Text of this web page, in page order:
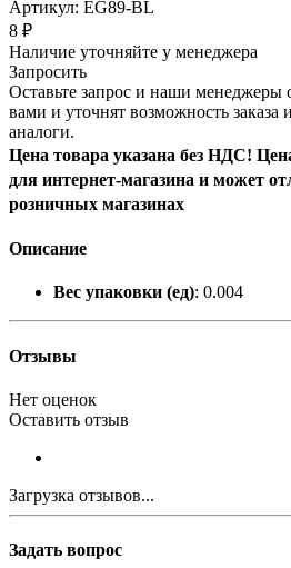
Артикул: EG89-BL
8 ₽
Наличие уточняйте у менеджера
Запросить
Оставьте запрос и наши менеджеры
вами и уточнят возможность заказа
аналоги.
Цена товара указана без НДС!
для интернет-магазина и может
розничных магазинах
Описание
Вес упаковки (ед): 0.004
Отзывы
Нет оценок
Оставить отзыв
Загрузка отзывов...
Задать вопрос